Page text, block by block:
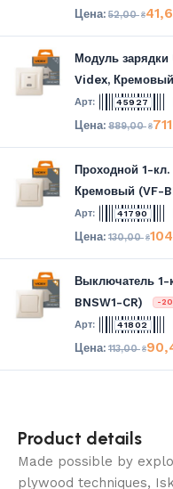
52,00₴
Модуль зарядки
Videx, Кремовый
45927
889,00₴
Проходной 1-
Кремовый (VF-
41790
130,00₴
Выключатель 1-
BNSW1-CR)
-
41802
113,00₴
Product details
Made possible by
plywood techniques,